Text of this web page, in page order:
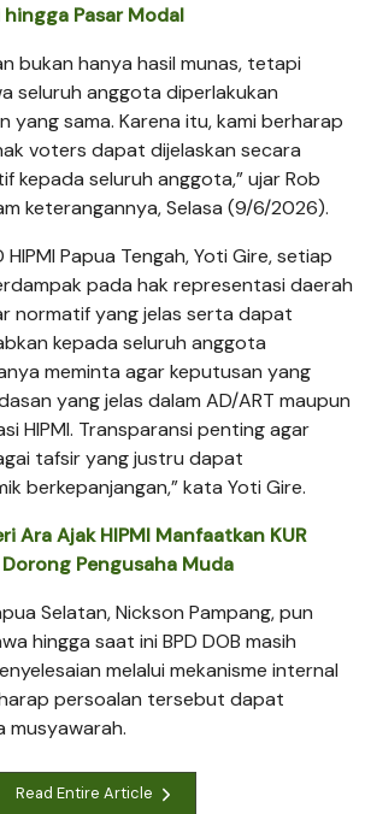
Pasar Modal
bukan hanya hasil munas, tetapi
seluruh anggota diperlakukan
yang sama. Karena itu, kami berharap
voters dapat dijelaskan secara
kepada seluruh anggota,” ujar Rob
keterangannya, Selasa (9/6/2026).
Papua Tengah, Yoti Gire, setiap
pada hak representasi daerah
normatif yang jelas serta dapat
kepada seluruh anggota
meminta agar keputusan yang
yang jelas dalam AD/ART maupun
HIPMI. Transparansi penting agar
tafsir yang justru dapat
berkepanjangan,” kata Yoti Gire.
Ara Ajak HIPMI Manfaatkan KUR
Pengusaha Muda
Selatan, Nickson Pampang, pun
hingga saat ini BPD DOB masih
melalui mekanisme internal
persoalan tersebut dapat
musyawarah.
Read Entire Article